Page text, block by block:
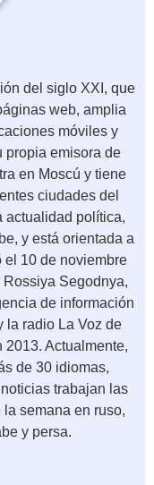
del siglo XXI, que
web, amplia
móviles y
propia emisora de
en Moscú y tiene
ciudades del
actualidad política,
y está orientada a
10 de noviembre
Segodnya,
de información
la radio La Voz de
2013. Actualmente,
de 30 idiomas,
trabajan las
semana en ruso,
y persa.